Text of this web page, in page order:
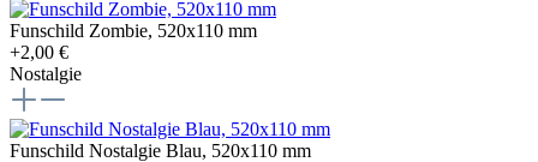
Funschild Zombie, 520x110 mm
+2,00 €
Nostalgie
Funschild Nostalgie Blau, 520x110 mm